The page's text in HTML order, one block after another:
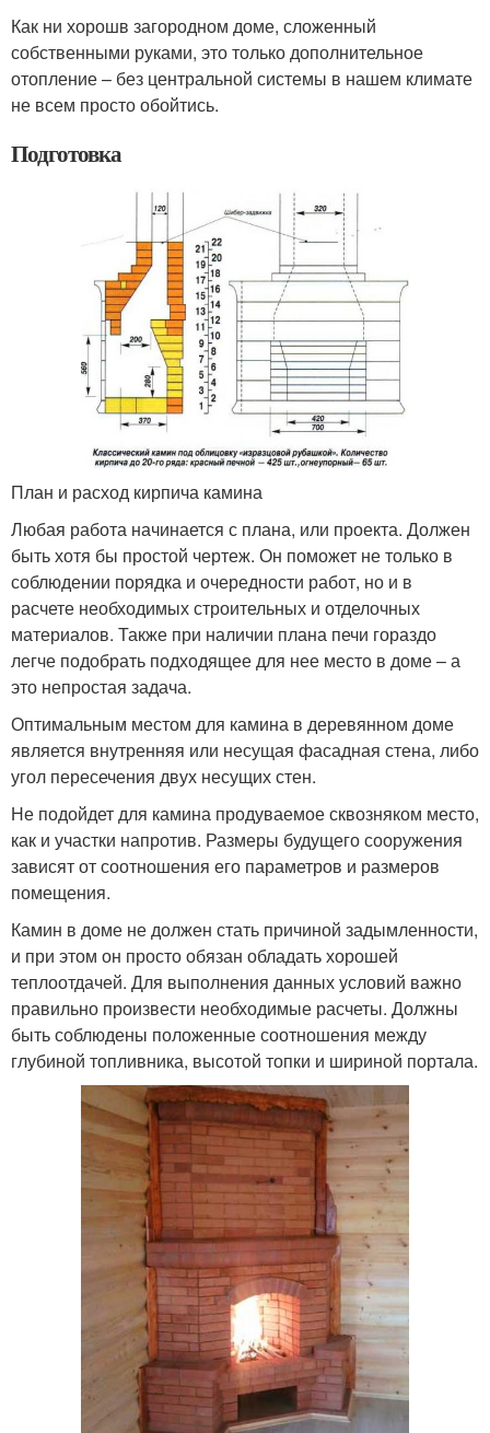
Как ни хорошв загородном доме, сложенный
собственными руками, это только дополнительное
отопление – без центральной системы в нашем климате
не всем просто обойтись.
Подготовка
План и расход кирпича камина
Любая работа начинается с плана, или проекта. Должен
быть хотя бы простой чертеж. Он поможет не только в
соблюдении порядка и очередности работ, но и в
расчете необходимых строительных и отделочных
материалов. Также при наличии плана печи гораздо
легче подобрать подходящее для нее место в доме – а
это непростая задача.
Оптимальным местом для камина в деревянном доме
является внутренняя или несущая фасадная стена, либо
угол пересечения двух несущих стен.
Не подойдет для камина продуваемое сквозняком место,
как и участки напротив. Размеры будущего сооружения
зависят от соотношения его параметров и размеров
помещения.
Камин в доме не должен стать причиной задымленности,
и при этом он просто обязан обладать хорошей
теплоотдачей. Для выполнения данных условий важно
правильно произвести необходимые расчеты. Должны
быть соблюдены положенные соотношения между
глубиной топливника, высотой топки и шириной портала.